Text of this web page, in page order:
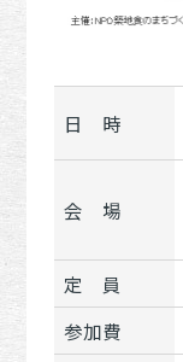
日 時
会 場
定 員
参加費